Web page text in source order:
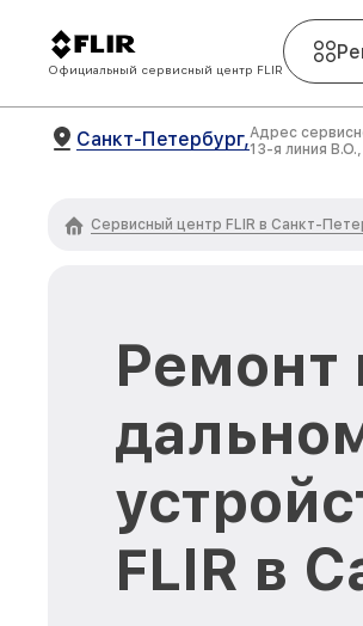
Официальный сервисный центр FLIR
Санкт-Петербург,Адрес
13-я линия
Сервисный центр FLIR в Санкт-
Ремонт
FLIR в